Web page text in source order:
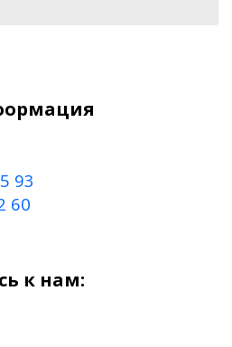
93
60
к нам: